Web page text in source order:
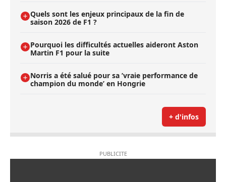
Quels sont les enjeux principaux de la fin de
saison 2026 de F1 ?
Pourquoi les difficultés actuelles aideront Aston
Martin F1 pour la suite
Norris a été salué pour sa ’vraie performance de
champion du monde’ en Hongrie
+ d'infos